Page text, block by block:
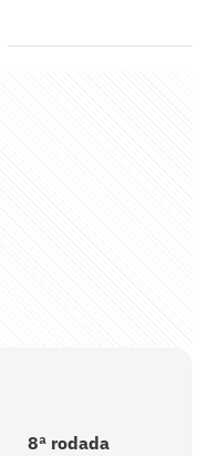
8ª rodada